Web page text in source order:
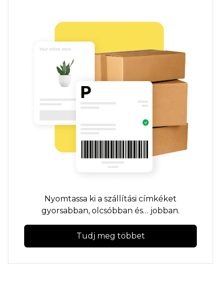
Nyomtassa ki a szállítási címkéket
gyorsabban, olcsóbban és… jobban.
Tudj meg többet